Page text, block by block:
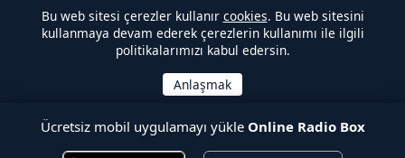
Bu web sitesi çerezler kullanır cookies. Bu web sitesini
kullanmaya devam ederek çerezlerin kullanımı ile ilgili
politikalarımızı kabul edersin.
Ücretsiz mobil uygulamayı yükle Online Radio Box